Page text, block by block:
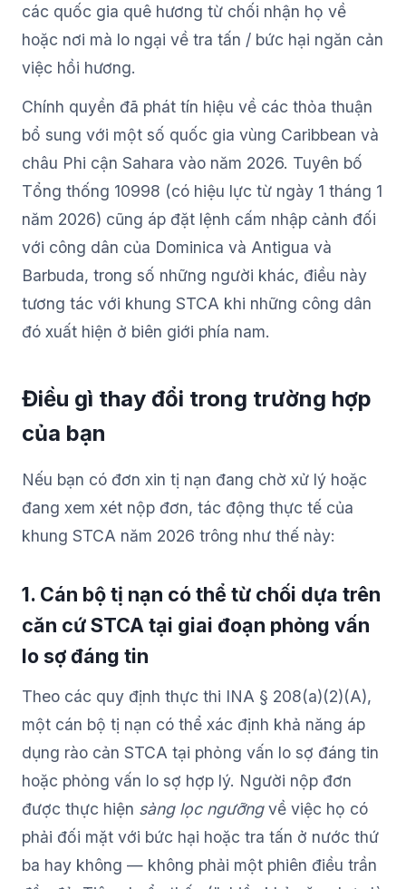
các quốc gia quê hương từ chối nhận họ về
hoặc nơi mà lo ngại về tra tấn / bức hại ngăn cản
việc hồi hương.
Chính quyền đã phát tín hiệu về các thỏa thuận
bổ sung với một số quốc gia vùng Caribbean và
châu Phi cận Sahara vào năm 2026. Tuyên bố
Tổng thống 10998 (có hiệu lực từ ngày 1 tháng 1
năm 2026) cũng áp đặt lệnh cấm nhập cảnh đối
với công dân của Dominica và Antigua và
Barbuda, trong số những người khác, điều này
tương tác với khung STCA khi những công dân
đó xuất hiện ở biên giới phía nam.
Điều gì thay đổi trong trường hợp
của bạn
Nếu bạn có đơn xin tị nạn đang chờ xử lý hoặc
đang xem xét nộp đơn, tác động thực tế của
khung STCA năm 2026 trông như thế này:
1. Cán bộ tị nạn có thể từ chối dựa trên
căn cứ STCA tại giai đoạn phỏng vấn
lo sợ đáng tin
Theo các quy định thực thi INA § 208(a)(2)(A),
một cán bộ tị nạn có thể xác định khả năng áp
dụng rào cản STCA tại phỏng vấn lo sợ đáng tin
hoặc phỏng vấn lo sợ hợp lý. Người nộp đơn
được thực hiện sàng lọc ngưỡngvề việc họ có
phải đối mặt với bức hại hoặc tra tấn ở nước thứ
ba hay không — không phải một phiên điều trần